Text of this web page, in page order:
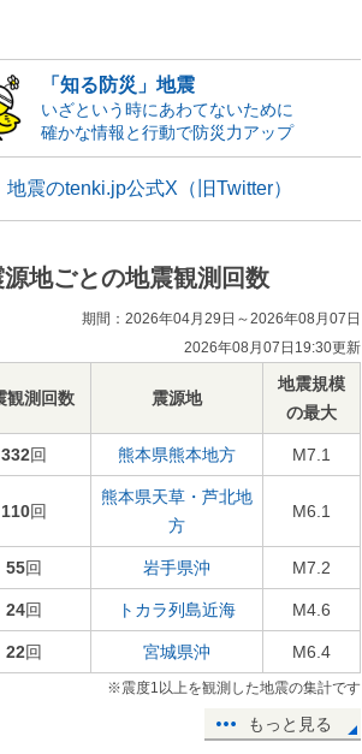
「知る防災」地震
いざという時にあわてないために
確かな情報と行動で防災力アップ
地震のtenki.jp公式X（旧Twitter）
源地ごとの地震観測回数
期間：2026年04月29日～2026年08月07日
2026年08月07日19:30更新
観測回数 震源地
地震規模
の最大
332回 熊本県熊本地方 M7.1
110回
熊本県天草・芦北地
方
M6.1
55回 岩手県沖 M7.2
24回 トカラ列島近海 M4.6
22回 宮城県沖 M6.4
※震度1以上を観測した地震の集計です
もっと見る